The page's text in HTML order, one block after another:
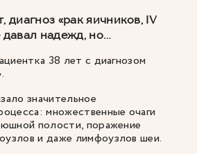
диагноз «рак яичников, IV
давал надежд, но…
38 лет с диагнозом
значительное
множественные очаги
полости, поражение
и даже лимфоузлов шеи.